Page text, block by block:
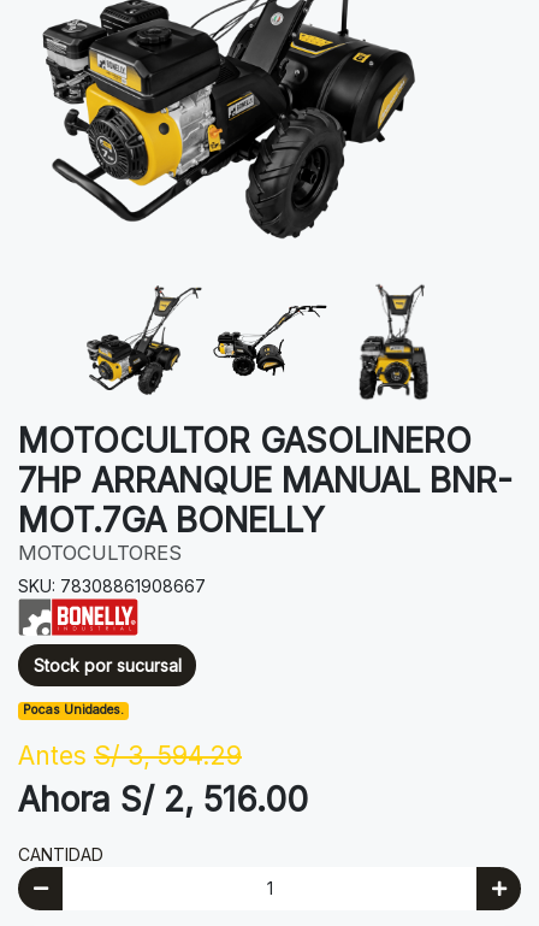
MOTOCULTOR GASOLINERO
7HP ARRANQUE MANUAL BNR-
MOT.7GA BONELLY
MOTOCULTORES
SKU: 78308861908667
Stock por sucursal
Pocas Unidades.
Antes S/ 3, 594.29
Ahora S/ 2, 516.00
CANTIDAD